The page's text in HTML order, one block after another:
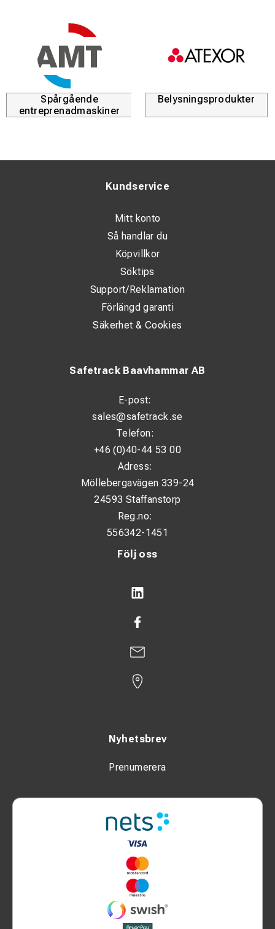
Spårgående
entreprenadmaskiner
Belysningsprodukter
Följ oss
Nyhetsbrev
Prenumerera
Safetrack Baavhammar AB
E-post:
sales@safetrack.se
Telefon:
+46 (0)40-44 53 00
Adress:
Möllebergavägen 339-24
24593 Staffanstorp
Reg.no:
556342-1451
Kundservice
Mitt konto
Så handlar du
Köpvillkor
Söktips
Support/Reklamation
Förlängd garanti
Säkerhet & Cookies